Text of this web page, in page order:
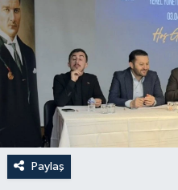
Paylaş